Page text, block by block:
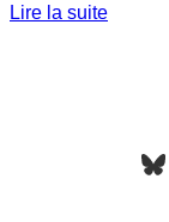
Lire la suite
Bluesky